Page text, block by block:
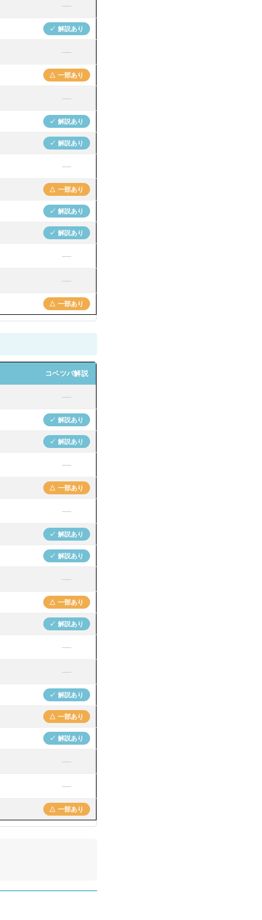
—
✓ 解説あり
—
△ 一部あり
—
✓ 解説あり
✓ 解説あり
—
△ 一部あり
✓ 解説あり
✓ 解説あり
—
—
△ 一部あり
コベツバ解説
—
✓ 解説あり
✓ 解説あり
—
△ 一部あり
—
✓ 解説あり
✓ 解説あり
—
△ 一部あり
✓ 解説あり
—
—
✓ 解説あり
△ 一部あり
✓ 解説あり
—
—
△ 一部あり